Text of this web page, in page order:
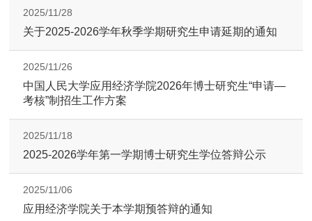
2025/11/28
关于2025-2026学年秋季学期研究生申请延期的通知
2025/11/26
中国人民大学应用经济学院2026年博士研究生“申请—
考核”制招生工作方案
2025/11/18
2025-2026学年第一学期博士研究生学位答辩公示
2025/11/06
应用经济学院关于本学期预答辩的通知